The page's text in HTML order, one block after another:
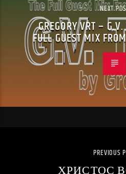
NEXT
GREGORY VRT –
FULL GUEST MIX
PREVIOUS